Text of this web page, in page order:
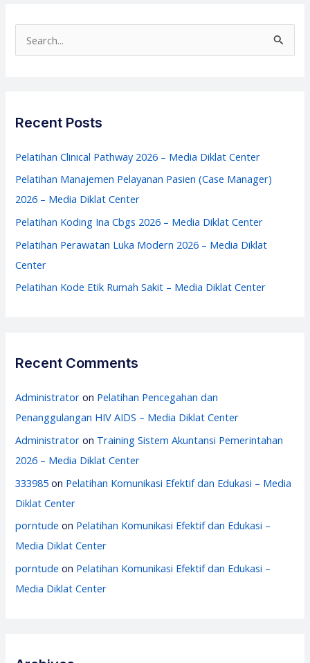
Media
e
f
o
r
Recent Posts
Pelatihan Clinical Pathway 2026 – Media Diklat Center
Pelatihan Manajemen Pelayanan Pasien (Case Manager)
2026 – Media Diklat Center
Pelatihan Koding Ina Cbgs 2026 – Media Diklat Center
Pelatihan Perawatan Luka Modern 2026 – Media Diklat
Center
Pelatihan Kode Etik Rumah Sakit – Media Diklat Center
Recent Comments
Administrator on Pelatihan Pencegahan dan
Penanggulangan HIV AIDS – Media Diklat Center
Administrator on Training Sistem Akuntansi Pemerintahan
2026 – Media Diklat Center
333985 on Pelatihan Komunikasi Efektif dan Edukasi – Media
Diklat Center
porntude on Pelatihan Komunikasi Efektif dan Edukasi –
Media Diklat Center
porntude on Pelatihan Komunikasi Efektif dan Edukasi –
Media Diklat Center